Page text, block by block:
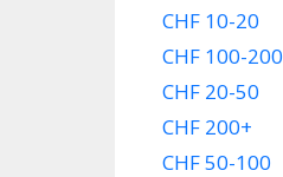
CHF 10-20
CHF 100-200
CHF 20-50
CHF 200+
CHF 50-100